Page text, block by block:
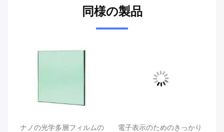
同様の製品
ナノの光学多層フィルムの
電子表示のためのきっかり